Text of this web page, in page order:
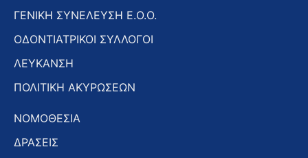
ΓΕΝΙΚΗ ΣΥΝΕΛΕΥΣΗ Ε.Ο.Ο.
ΟΔΟΝΤΙΑΤΡΙΚΟΙ ΣΥΛΛΟΓΟΙ
ΛΕΥΚΑΝΣΗ
ΠΟΛΙΤΙΚΗ ΑΚΥΡΩΣΕΩΝ
ΝΟΜΟΘΕΣΙΑ
ΔΡΑΣΕΙΣ